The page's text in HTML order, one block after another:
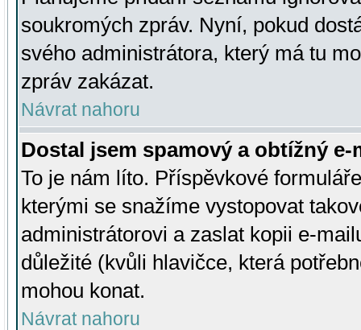
soukromých zpráv. Nyní, pokud
svého administrátora, který má tu
zpráv zakázat.
Návrat nahoru
Dostal jsem spamový a obtížný
To je nám líto. Příspěvkové
kterými se snažíme vystopovat
administrátorovi a zaslat kopii e-
důležité (kvůli hlavičce, která
mohou konat.
Návrat nahoru